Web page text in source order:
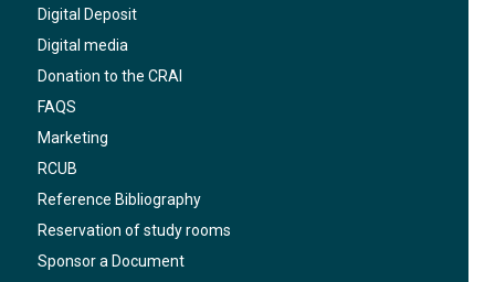
Digital Deposit
Digital media
Donation to the CRAI
FAQS
Marketing
RCUB
Reference Bibliography
Reservation of study rooms
Sponsor a Document